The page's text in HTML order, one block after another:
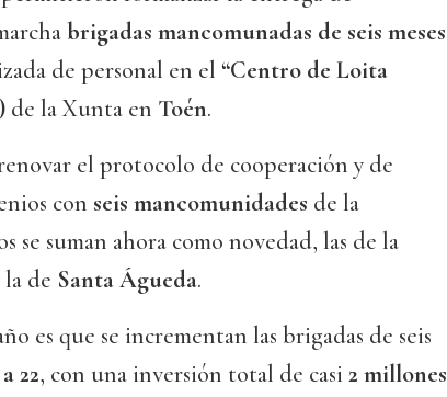
brigadas mancomunadas de seis meses
de personal en el “Centro de Loita
de la Xunta en Toén.
el protocolo de cooperación y de
con seis mancomunidades de la
se suman ahora como novedad, las de la
la de Santa Águeda.
es que se incrementan las brigadas de seis
22, con una inversión total de casi 2 millones